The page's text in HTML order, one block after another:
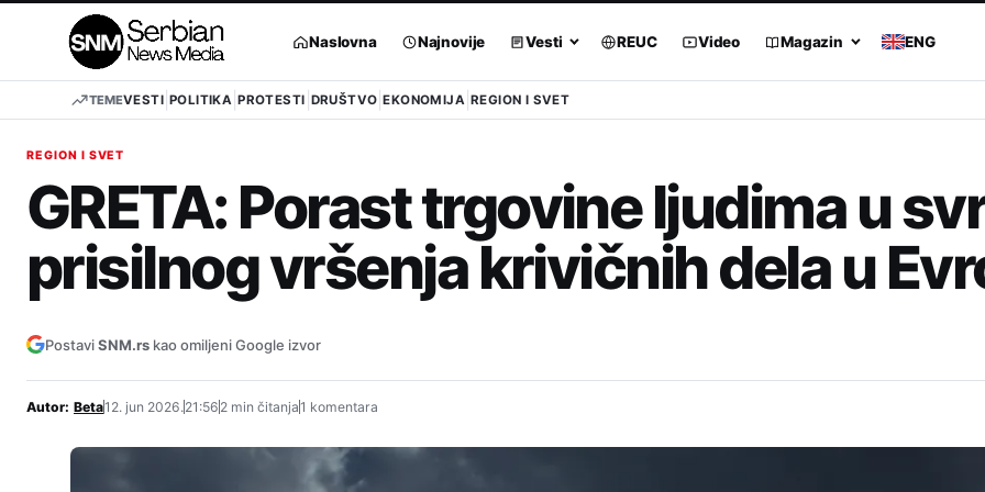
Naslovna Najnovije Vesti REUC Video Magazin ENG
TEMEVESTI POLITIKA PROTESTI DRUŠTVO EKONOMIJA REGION I SVET
REGION I SVET
GRETA: Porast trgovine ljudima u
prisilnog vršenja krivičnih dela u
PostaviSNM.rs kao omiljeni Google izvor
Autor: Beta12. jun 2026.21:56 2 min čitanja1 komentara